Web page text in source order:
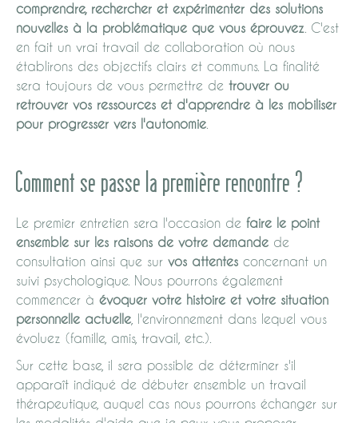
comprendre, rechercher et expérimenter des solutions
nouvelles à la problématique que vous éprouvez . C'est
en fait un vrai travail de collaboration où nous
établirons des objectifs clairs et communs. La finalité
sera toujours de vous permettre de trouver ou
retrouver vos ressources et d'apprendre à les mobiliser
pour progresser vers l'autonomie
Comment se passe la première rencontre ?
Le premier entretien sera l'occasion de faire le point
ensemble sur les raisons de votre demande de
consultation ainsi que sur vos attentes concernant un
suivi psychologique. Nous pourrons également
commencer à évoquer votre histoire et votre situation
personnelle actuelle , l'environnement dans lequel vous
évoluez (famille, amis, travail, etc.).
Sur cette base, il sera possible de déterminer s'il
apparaît indiqué de débuter ensemble un travail
thérapeutique, auquel cas nous pourrons échanger sur